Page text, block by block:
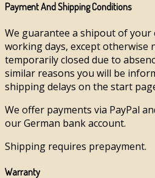
Payment And Shipping Conditions
We guarantee a shipout of
working days, except otherwise
temporarily closed due to
similar reasons you will be
shipping delays on the start
We offer payments via PayPal
our German bank account.
Shipping requires prepayment.
Warranty